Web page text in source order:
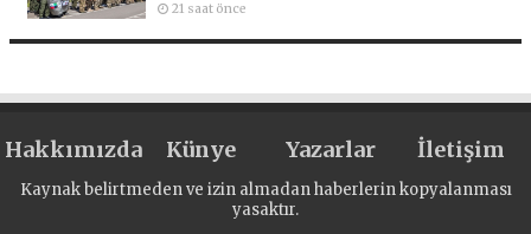
21 saat önce
Hakkımızda Künye Yazarlar İletişim
Kaynak belirtmeden ve izin almadan haberlerin kopyalanması
yasaktır.